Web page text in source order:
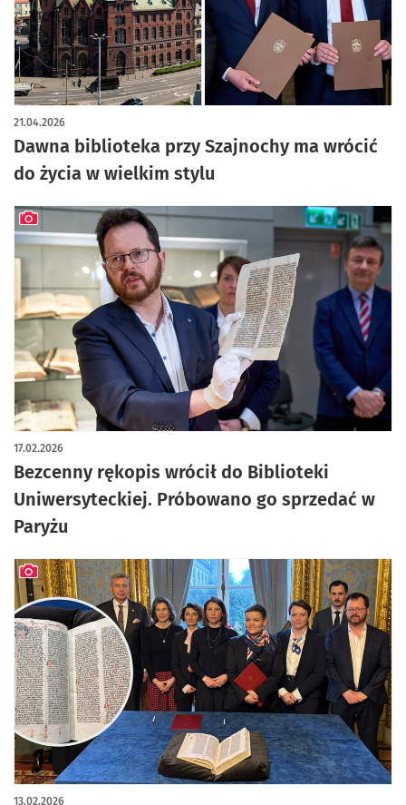
Dawna biblioteka przy Szajnochy ma wrócić
do życia w wielkim stylu
21.04.2026
artykuł z galerią zdjęć
Bezcenny rękopis wrócił do Biblioteki
Uniwersyteckiej. Próbowano go sprzedać w
Paryżu
17.02.2026
artykuł z galerią zdjęć
13.02.2026
artykuł z galerią zdjęć